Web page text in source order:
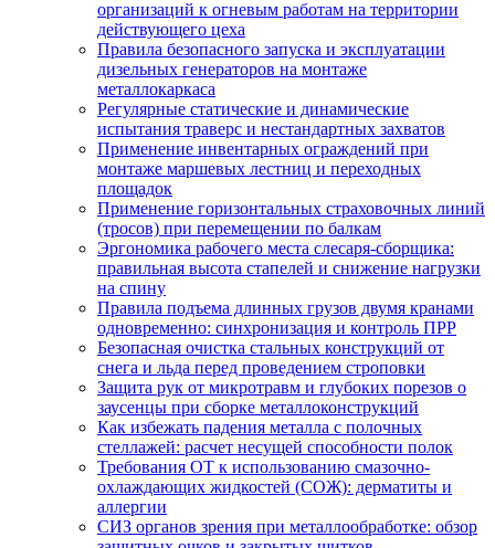
организаций к огневым работам на территории
действующего цеха
Правила безопасного запуска и эксплуатации
дизельных генераторов на монтаже
металлокаркаса
Регулярные статические и динамические
испытания траверс и нестандартных захватов
Применение инвентарных ограждений при
монтаже маршевых лестниц и переходных
площадок
Применение горизонтальных страховочных линий
(тросов) при перемещении по балкам
Эргономика рабочего места слесаря-сборщика:
правильная высота стапелей и снижение нагрузки
на спину
Правила подъема длинных грузов двумя кранами
одновременно: синхронизация и контроль ПРР
Безопасная очистка стальных конструкций от
снега и льда перед проведением строповки
Защита рук от микротравм и глубоких порезов о
заусенцы при сборке металлоконструкций
Как избежать падения металла с полочных
стеллажей: расчет несущей способности полок
Требования ОТ к использованию смазочно-
охлаждающих жидкостей (СОЖ): дерматиты и
аллергии
СИЗ органов зрения при металлообработке: обзор